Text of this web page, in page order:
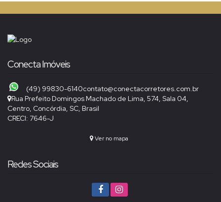
Conecta Imóveis
(49) 99830-6140contato@conectacorretores.com.br
Rua Prefeito Domingos Machado de Lima, 574, Sala 04,
Centro, Concórdia, SC, Brasil
CRECI: 7646-J
Ver no mapa
Redes Sociais